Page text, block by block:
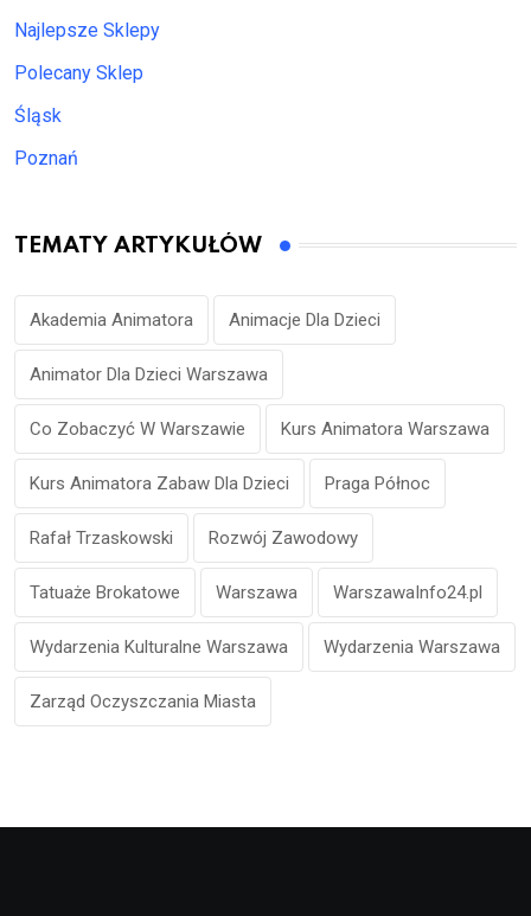
Najlepsze Sklepy
Polecany Sklep
Śląsk
Poznań
TEMATY ARTYKUŁÓW
Akademia Animatora Animacje Dla Dzieci
Animator Dla Dzieci Warszawa
Co Zobaczyć W Warszawie Kurs Animatora Warszawa
Kurs Animatora Zabaw Dla Dzieci Praga Północ
Rafał Trzaskowski Rozwój Zawodowy
Tatuaże Brokatowe Warszawa WarszawaInfo24.pl
Wydarzenia Kulturalne Warszawa Wydarzenia Warszawa
Zarząd Oczyszczania Miasta